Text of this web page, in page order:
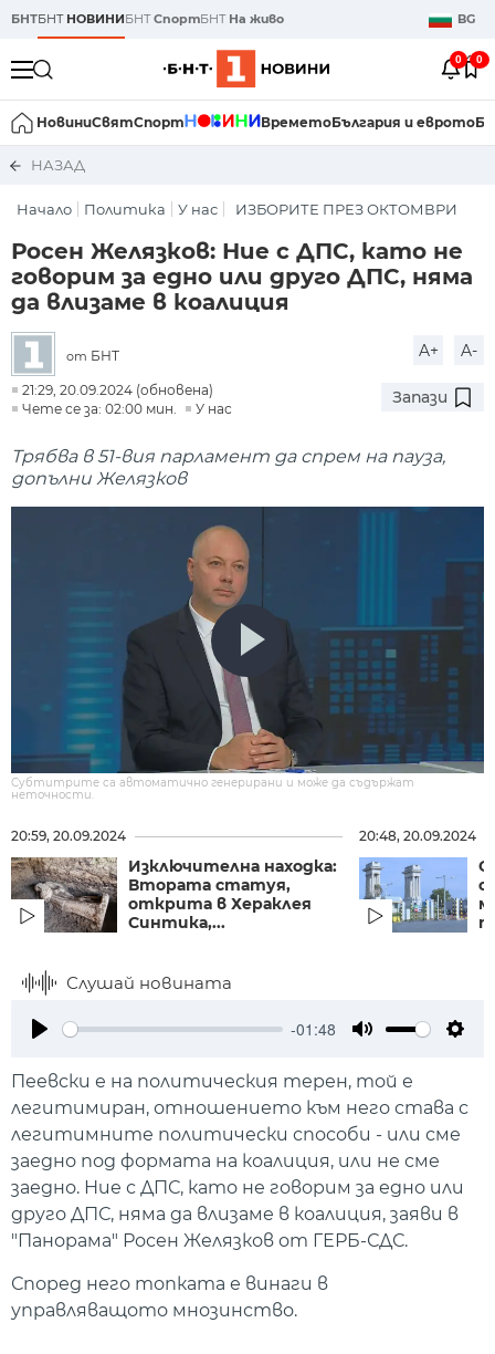
БНТБНТ НОВИНИБНТСпортБНТ На живо BG
0 0
НовиниСвятСпорт ВреметоБългария и еврото
НАЗАД
Начало Политика У нас ИЗБОРИТЕ ПРЕЗ ОКТОМВРИ
Росен Желязков: Ние с ДПС, като не
говорим за едно или друго ДПС, няма
да влизаме в коалиция
от БНТ A+ A-
21:29, 20.09.2024 (обновена)
Чете се за: 02:00 мин.
У нас
Запази
Трябва в 51-вия парламент да спрем на пауза,
допълни Желязков
Субтитрите са автоматично генерирани и може да съдържат
неточности.
20:59, 20.09.2024
Изключителна находка:
Втората статуя,
открита в Хераклея
Синтика,...
20:48, 20.09.2024
Слушай новината
-01:48
Пеевски е на политическия терен, той е
легитимиран, отношението към него става с
легитимните политически способи - или сме
заедно под формата на коалиция, или не сме
заедно. Ние с ДПС, като не говорим за едно или
друго ДПС, няма да влизаме в коалиция, заяви в
"Панорама" Росен Желязков от ГЕРБ-СДС.
Според него топката е винаги в
управляващото мнозинство.